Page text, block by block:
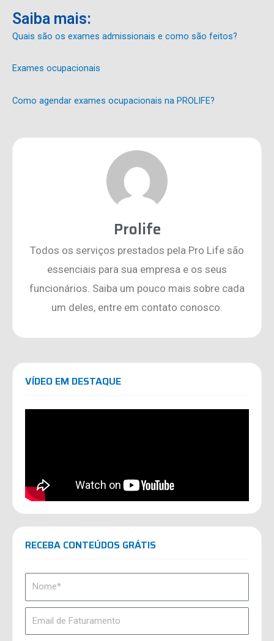
Saiba mais:
Quais são os exames admissionais e como são feitos?
Exames ocupacionais
Como agendar exames ocupacionais na PROLIFE?
Prolife
Todos os serviços prestados pela Pro Life são
essenciais para sua empresa e os seus
funcionários. Saiba um pouco mais sobre cada
um deles, entre em contato conosco.
VÍDEO EM DESTAQUE
RECEBA CONTEÚDOS GRÁTIS